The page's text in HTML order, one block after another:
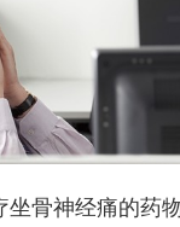
坐骨神经痛的药